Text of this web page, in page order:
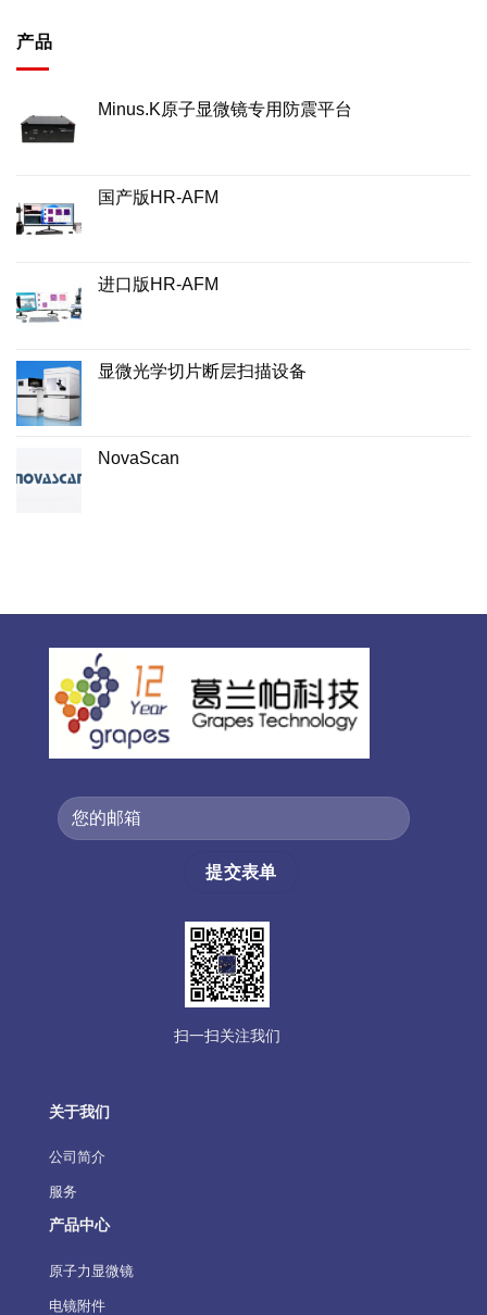
产品
Minus.K原子显微镜专用防震平台
国产版HR-AFM
进口版HR-AFM
显微光学切片断层扫描设备
NovaScan
关于我们
公司简介
服务
产品中心
原子力显微镜
电镜附件
扫一扫关注我们